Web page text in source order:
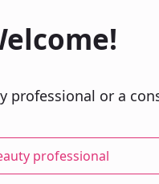
Viikko 4
| Grow
professional or a
professional